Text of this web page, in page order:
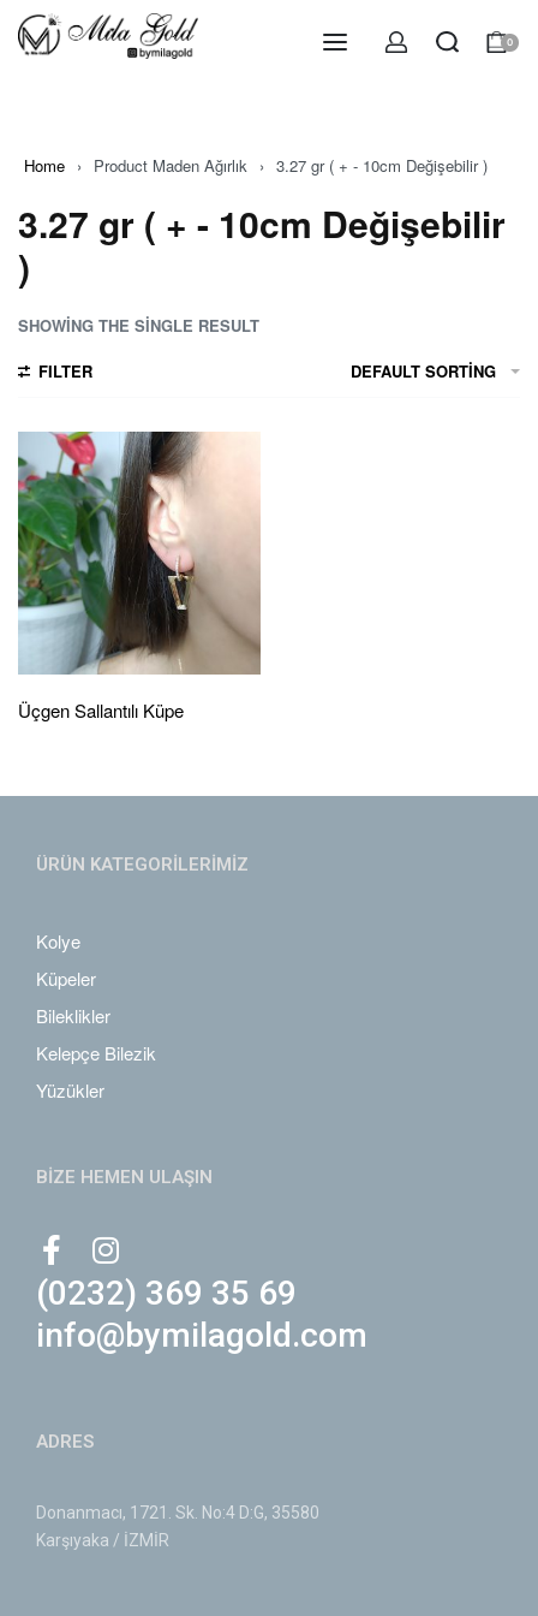
0
Home › Product Maden Ağırlık › 3.27 gr ( + - 10cm Değişebilir )
3.27 gr ( + - 10cm Değişebilir
)
SHOWING THE SINGLE RESULT
FILTER
DEFAULT SORTING
Üçgen Sallantılı Küpe
ÜRÜN KATEGORİLERİMİZ
Kolye
Küpeler
Bileklikler
Kelepçe Bilezik
Yüzükler
BİZE HEMEN ULAŞIN
(0232) 369 35 69
info@bymilagold.com
ADRES
Donanmacı, 1721. Sk. No:4 D:G, 35580
Karşıyaka / İZMİR